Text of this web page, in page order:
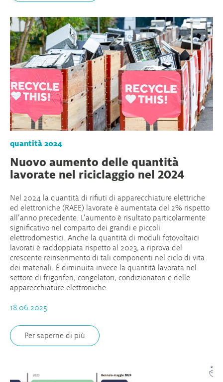
quantità 2024
Nuovo aumento delle quantità
lavorate nel riciclaggio nel 2024
Nel 2024 la quantità di rifiuti di apparecchiature elettriche
ed elettroniche (RAEE) lavorate è aumentata del 2% rispetto
all’anno precedente. L’aumento è risultato particolarmente
significativo nel comparto dei grandi e piccoli
elettrodomestici. Anche la quantità di moduli fotovoltaici
lavorati è raddoppiata rispetto al 2023, a riprova del
crescente reinserimento di tali componenti nel ciclo di vita
dei materiali. È diminuita invece la quantità lavorata nel
settore di frigoriferi, congelatori, condizionatori e delle
apparecchiature elettroniche.
18.06.2025
Per saperne di più